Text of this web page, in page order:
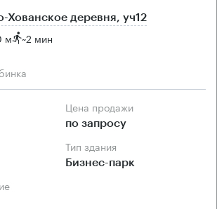
Хованское деревня, уч12
м ~2 мин
Цена продажи
по запросу
Тип здания
Бизнес-парк